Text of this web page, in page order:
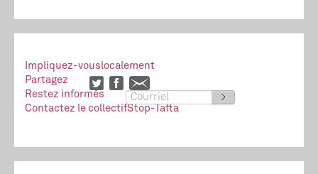
Impliquez-vouslocalement
Partagez
Restez informés
>
Contactez le collectifStop-Tafta